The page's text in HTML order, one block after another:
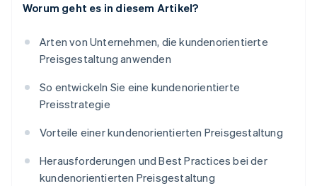
Worum geht es in diesem Artikel?
Arten von Unternehmen, die kundenorientierte
Preisgestaltung anwenden
So entwickeln Sie eine kundenorientierte
Preisstrategie
Vorteile einer kundenorientierten Preisgestaltung
Herausforderungen und Best Practices bei der
kundenorientierten Preisgestaltung